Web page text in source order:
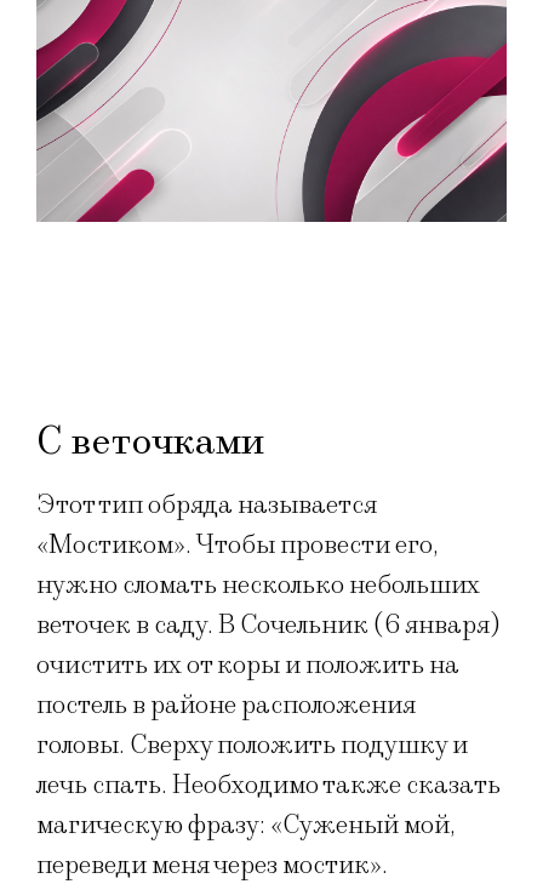
С веточками
Этот тип обряда называется
«Мостиком». Чтобы провести его,
нужно сломать несколько небольших
веточек в саду. В Сочельник (6 января)
очистить их от коры и положить на
постель в районе расположения
головы. Сверху положить подушку и
лечь спать. Необходимо также сказать
магическую фразу: «Суженый мой,
переведи меня через мостик».